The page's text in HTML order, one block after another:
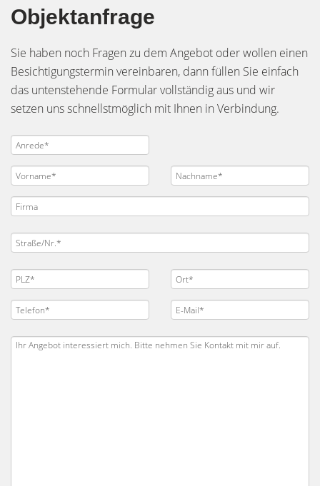
Objektanfrage
Sie haben noch Fragen zu dem Angebot oder wollen einen
Besichtigungstermin vereinbaren, dann füllen Sie einfach
das untenstehende Formular vollständig aus und wir
setzen uns schnellstmöglich mit Ihnen in Verbindung.